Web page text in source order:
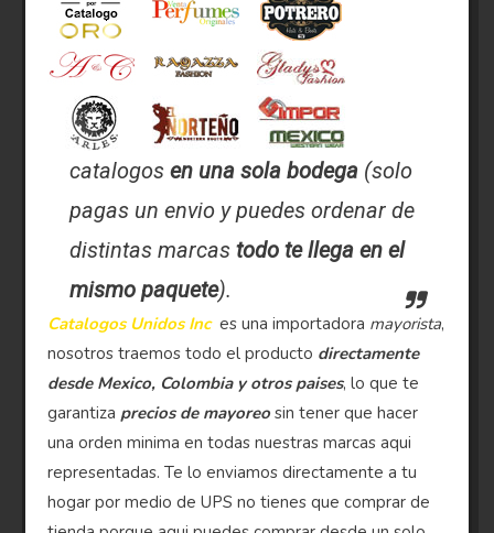
catalogosen una sola bodega (solo
pagas un envio y puedes ordenar de
distintas marcas todo te llega en el
mismo paquete).
Catalogos Unidos Inc es una importadora mayorista,
nosotros traemos todo el producto directamente
desde Mexico, Colombia y otros paises, lo que te
garantiza precios de mayoreo sin tener que hacer
una orden minima en todas nuestras marcas aqui
representadas. Te lo enviamos directamente a tu
hogar por medio de UPS no tienes que comprar de